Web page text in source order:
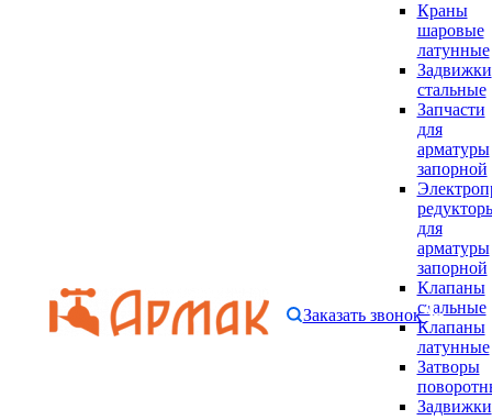
Краны
шаровые
латунные
Задвижки
стальные
Запчасти
для
арматуры
запорной
для
арматуры
запорной
Клапаны
стальные
Клапаны
латунные
Затворы
Задвижки
Заказать звонок